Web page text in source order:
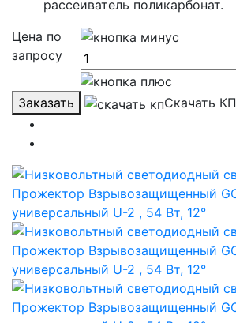
рассеиватель поликарбонат.
Цена по
запросу
Заказать Скачать КП